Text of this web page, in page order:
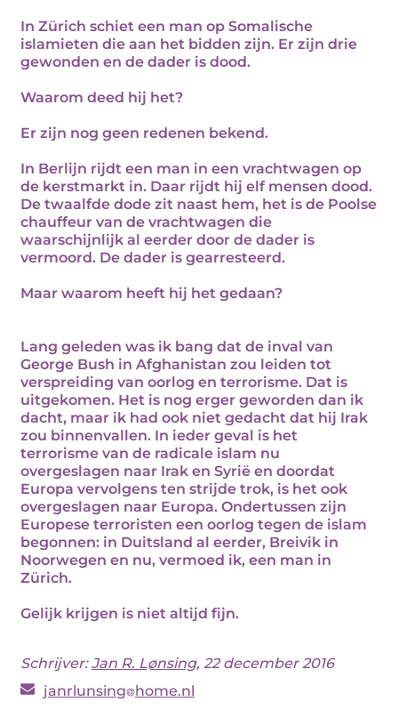
In Zürich schiet een man op Somalische
islamieten die aan het bidden zijn. Er zijn drie
gewonden en de dader is dood.
Waarom deed hij het?
Er zijn nog geen redenen bekend.
In Berlijn rijdt een man in een vrachtwagen op
de kerstmarkt in. Daar rijdt hij elf mensen dood.
De twaalfde dode zit naast hem, het is de Poolse
chauffeur van de vrachtwagen die
waarschijnlijk al eerder door de dader is
vermoord. De dader is gearresteerd.
Maar waarom heeft hij het gedaan?
Lang geleden was ik bang dat de inval van
George Bush in Afghanistan zou leiden tot
verspreiding van oorlog en terrorisme. Dat is
uitgekomen. Het is nog erger geworden dan ik
dacht, maar ik had ook niet gedacht dat hij Irak
zou binnenvallen. In ieder geval is het
terrorisme van de radicale islam nu
overgeslagen naar Irak en Syrië en doordat
Europa vervolgens ten strijde trok, is het ook
overgeslagen naar Europa. Ondertussen zijn
Europese terroristen een oorlog tegen de islam
begonnen: in Duitsland al eerder, Breivik in
Noorwegen en nu, vermoed ik, een man in
Zürich.
Gelijk krijgen is niet altijd fijn.
Schrijver:Jan R. Lønsing, 22 december 2016
janrlunsing home.nl